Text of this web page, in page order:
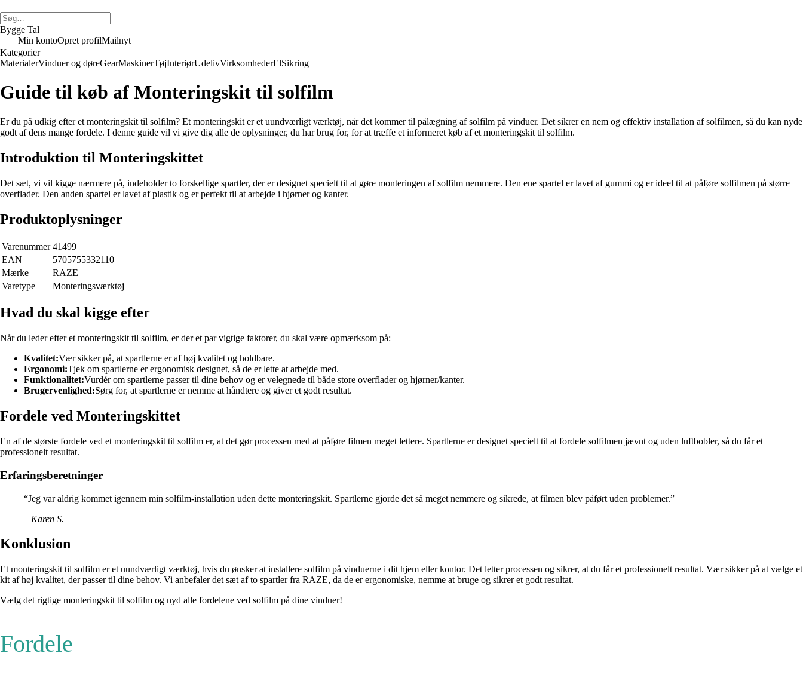
Bygge Tal
Min kontoOpret profilMailnyt
Kategorier
MaterialerVinduer og døreGearMaskinerTøjInteriørUdelivVirksomhederElSikring
Guide til køb af Monteringskit til solfilm
Er du på udkig efter et monteringskit til solfilm? Et monteringskit er et uundværligt værktøj, når det kommer til pålægning af solfilm på vinduer. Det sikrer en nem og effektiv installation af solfilmen, så du kan nyde
godt af dens mange fordele. I denne guide vil vi give dig alle de oplysninger, du har brug for, for at træffe et informeret køb af et monteringskit til solfilm.
Introduktion til Monteringskittet
Det sæt, vi vil kigge nærmere på, indeholder to forskellige spartler, der er designet specielt til at gøre monteringen af solfilm nemmere. Den ene spartel er lavet af gummi og er ideel til at påføre solfilmen på større
overflader. Den anden spartel er lavet af plastik og er perfekt til at arbejde i hjørner og kanter.
Produktoplysninger
Varenummer 41499
EAN
5705755332110
Mærke
RAZE
Varetype
Monteringsværktøj
Hvad du skal kigge efter
Når du leder efter et monteringskit til solfilm, er der et par vigtige faktorer, du skal være opmærksom på:
Kvalitet:Vær sikker på, at spartlerne er af høj kvalitet og holdbare.
Ergonomi:Tjek om spartlerne er ergonomisk designet, så de er lette at arbejde med.
Funktionalitet:Vurdér om spartlerne passer til dine behov og er velegnede til både store overflader og hjørner/kanter.
Brugervenlighed:Sørg for, at spartlerne er nemme at håndtere og giver et godt resultat.
Fordele ved Monteringskittet
En af de største fordele ved et monteringskit til solfilm er, at det gør processen med at påføre filmen meget lettere. Spartlerne er designet specielt til at fordele solfilmen jævnt og uden luftbobler, så du får et
professionelt resultat.
Erfaringsberetninger
“Jeg var aldrig kommet igennem min solfilm-installation uden dette monteringskit. Spartlerne gjorde det så meget nemmere og sikrede, at filmen blev påført uden problemer.”
– Karen S.
Konklusion
Et monteringskit til solfilm er et uundværligt værktøj, hvis du ønsker at installere solfilm på vinduerne i dit hjem eller kontor. Det letter processen og sikrer, at du får et professionelt resultat. Vær sikker på at vælge et
kit af høj kvalitet, der passer til dine behov. Vi anbefaler det sæt af to spartler fra RAZE, da de er ergonomiske, nemme at bruge og sikrer et godt resultat.
Vælg det rigtige monteringskit til solfilm og nyd alle fordelene ved solfilm på dine vinduer!
Fordele